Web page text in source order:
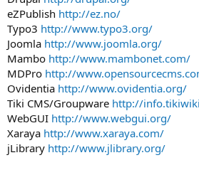
eZPublish http://ez.no/
Typo3 http://www.typo3.org/
Joomla http://www.joomla.org/
Mambo http://www.mambonet.com/
MDPro http://
Ovidentia http://www.ovidentia.org/
Tiki CMS/Groupware http://
WebGUI http://www.webgui.org/
Xaraya http://www.xaraya.com/
jLibrary http://www.jlibrary.org/